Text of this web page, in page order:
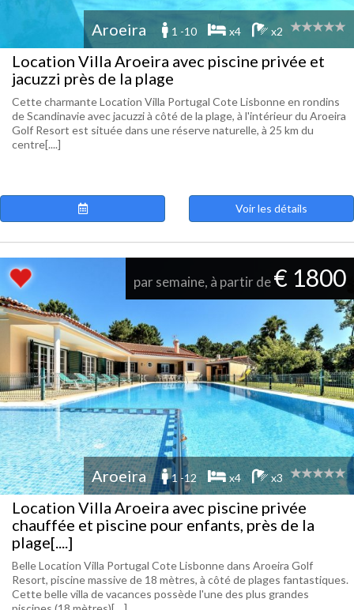
Aroeira 1 -10 x4 x2
Location Villa Aroeira avec piscine privée et
jacuzzi près de la plage
Cette charmante Location Villa Portugal Cote Lisbonne en rondins
de Scandinavie avec jacuzzi à côté de la plage, à l'intérieur du Aroeira
Golf Resort est située dans une réserve naturelle, à 25 km du
centre[....]
Voir les détails
par semaine, à partir de€ 1800
Aroeira 1 -12 x4 x3
Location Villa Aroeira avec piscine privée
chauffée et piscine pour enfants, près de la
plage[....]
Belle Location Villa Portugal Cote Lisbonne dans Aroeira Golf
Resort, piscine massive de 18 mètres, à côté de plages fantastiques.
Cette belle villa de vacances possède l'une des plus grandes